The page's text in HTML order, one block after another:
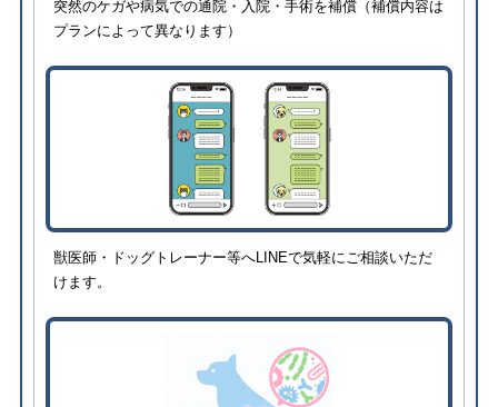
突然のケガや病気での通院・入院・手術を補償（補償内容は
プランによって異なります）
獣医師・ドッグトレーナー等へLINEで気軽にご相談いただ
けます。